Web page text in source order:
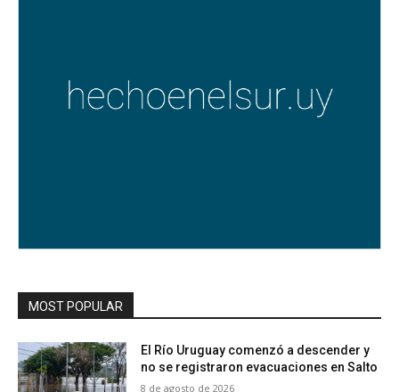
MOST POPULAR
El Río Uruguay comenzó a descender y
no se registraron evacuaciones en Salto
8 de agosto de 2026